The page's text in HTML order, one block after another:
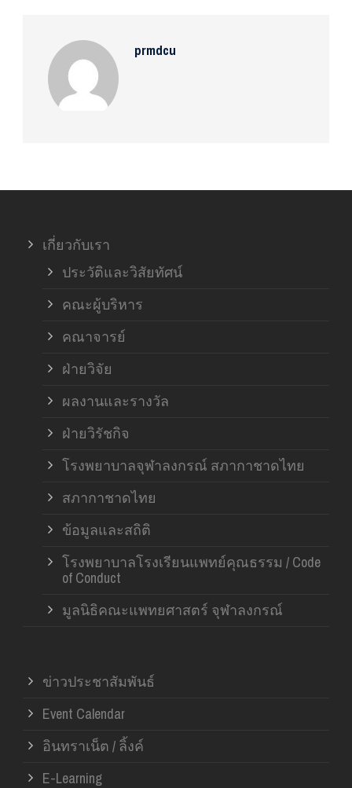
prmdcu
เกี่ยวกับเรา
ประวัติและวิสัยทัศน์
คณะผู้บริหาร
คณาจารย์
ฝ่ายวิจัย
ผลงานและรางวัล
ฝ่ายวิรัชกิจ
โรงพยาบาลจุฬาลงกรณ์ สภากาชาดไทย
สภากาชาดไทย
ข้อมูลและสถิติ
โรงพยาบาลโรงเรียนแพทย์คุณธรรม / Code
of Conduct
มูลนิธิคณะแพทยศาสตร์ จุฬาลงกรณ์
ข่าวประชาสัมพันธ์
Event Calendar
อินทราเน็ต / ลิ้งค์
E-Learning